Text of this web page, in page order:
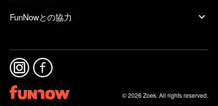
FunNowとの協力
© 2026 Zoek. All rights reserved.